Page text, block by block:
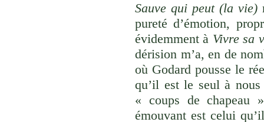
Sauve qui peut (la vie)
pureté d’émotion,
évidemment à Vivre sa
dérision m’a, en de
où Godard pousse le
qu’il est le seul à
« coups de chapeau
émouvant est celui